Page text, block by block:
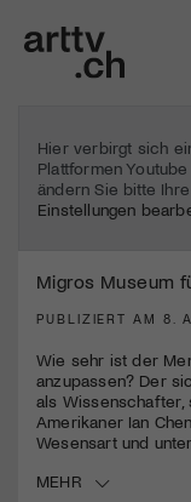
Hier verbirgt sich
Plattformen
ändern Sie bitte
Einstellungen
Migros Museum
PUBLIZIERT AM 8.
Wie sehr ist der
anzupassen? Der
als Wissenschafter,
Amerikaner Ian
Wesensart und
MEHR
Mach mit: «Be
Kulturinstitution und